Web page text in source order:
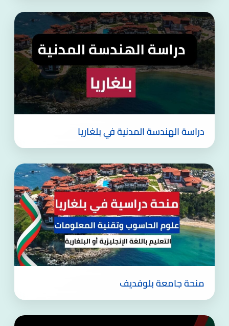
دراسة الهندسة المدنية في بلغاريا
منحة جامعة بلوفديف